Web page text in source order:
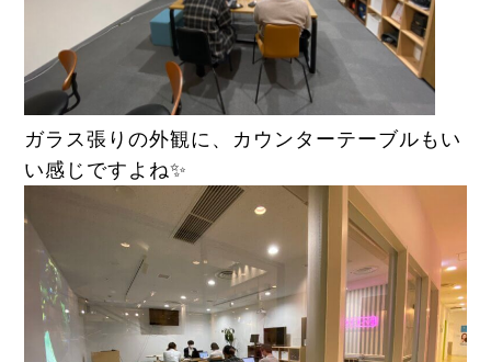
ガラス張りの外観に、カウンターテーブルもい
い感じですよね✨